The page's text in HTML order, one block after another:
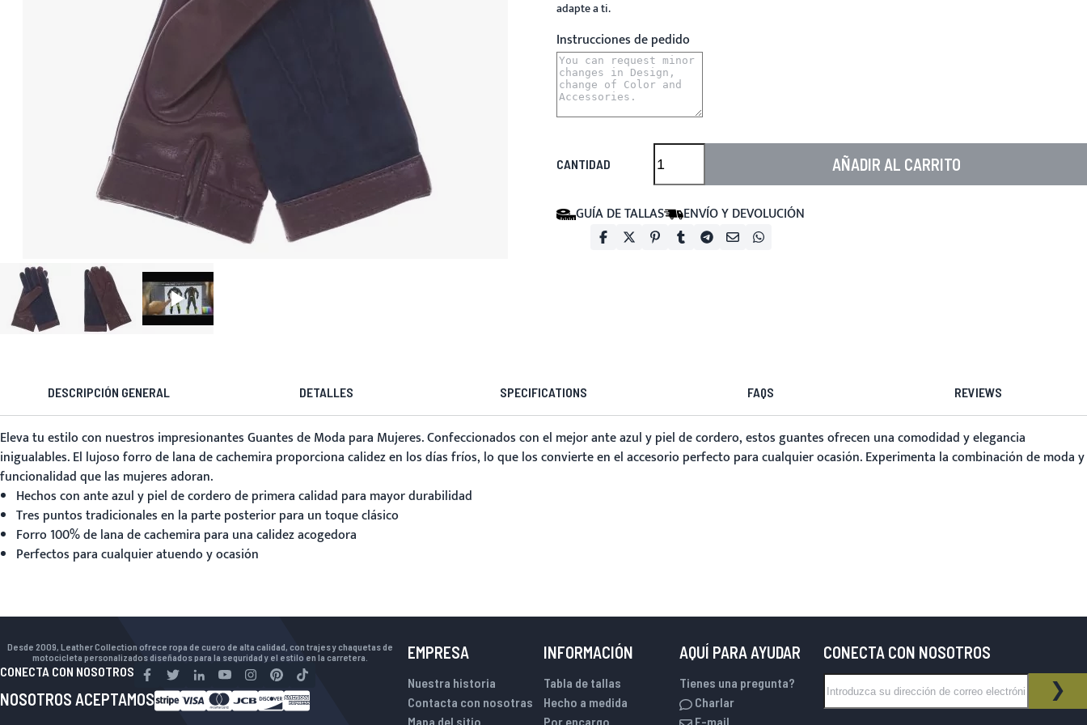
adapte a ti.
Instrucciones de pedido
CANTIDAD AÑADIR AL CARRITO
GUÍA DE TALLAS ENVÍO Y DEVOLUCIÓN
DESCRIPCIÓN GENERAL DETALLES SPECIFICATIONS FAQS REVIEWS
Eleva tu estilo con nuestros impresionantesGuantes de Moda para Mujeres. Confeccionados con el mejor ante azul y piel de cordero, estos guantes ofrecen una comodidad y elegancia
inigualables. El lujoso forro de lana de cachemira proporciona calidez en los días fríos, lo que los convierte en el accesorio perfecto para cualquier ocasión. Experimenta la combinación de moda y
funcionalidad que las mujeres adoran.
Hechos con ante azul y piel de cordero de primera calidad para mayor durabilidad
Tres puntos tradicionales en la parte posterior para un toque clásico
Forro 100% de lana de cachemira para una calidez acogedora
Perfectos para cualquier atuendo y ocasión
Desde 2009, Leather Collection ofrece ropa de cuero de alta calidad, con trajes y chaquetas de
motocicleta personalizados diseñados para la seguridad y el estilo en la carretera.
CONECTA CON NOSOTROS
NOSOTROS ACEPTAMOS
EMPRESA
Nuestra historia
Contacta con nosotras
Mapa del sitio
INFORMACIÓN
Tabla de tallas
Hecho a medida
Por encargo
AQUÍ PARA AYUDAR
Tienes una pregunta?
Charlar
E-mail
CONECTA CON NOSOTROS
BOLETÍN DE NOTICIAS